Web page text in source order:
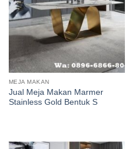
MEJA MAKAN
Jual Meja Makan Marmer
Stainless Gold Bentuk S